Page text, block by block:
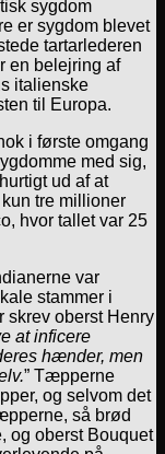
sygdom
er sygdom blevet
tartarlederen
en belejring af
italienske
til Europa.
i første omgang
med sig,
ud af at
tre millioner
hvor tallet var 25
var
stammer i
skrev oberst Henry
at inficere
hænder, men
” Tæpperne
og selvom det
så brød
og oberst Bouquet